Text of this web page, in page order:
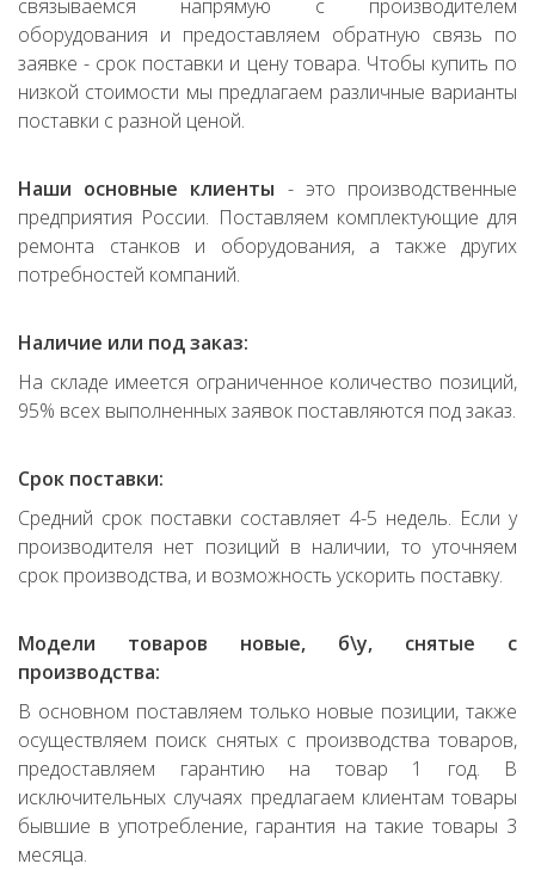
связываемся напрямую с производителем
оборудования и предоставляем обратную связь по
заявке - срок поставки и цену товара. Чтобы купить по
низкой стоимости мы предлагаем различные варианты
поставки с разной ценой.
Наши основные клиенты - это производственные
предприятия России. Поставляем комплектующие для
ремонта станков и оборудования, а также других
потребностей компаний.
Наличие или под заказ:
На складе имеется ограниченное количество позиций,
95% всех выполненных заявок поставляются под заказ.
Срок поставки:
Средний срок поставки составляет 4-5 недель. Если у
производителя нет позиций в наличии, то уточняем
срок производства, и возможность ускорить поставку.
Модели товаров новые, б\у, снятые с
производства:
В основном поставляем только новые позиции, также
осуществляем поиск снятых с производства товаров,
предоставляем гарантию на товар 1 год. В
исключительных случаях предлагаем клиентам товары
бывшие в употребление, гарантия на такие товары 3
месяца.